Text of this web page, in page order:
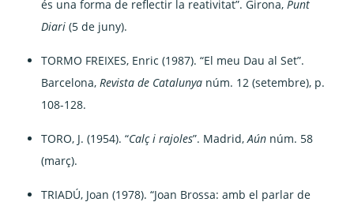
és una forma de reflectir la reativitat”. Girona,Punt
Diari(5 de juny).
TORMO FREIXES, Enric (1987). “El meu Dau al Set”.
Barcelona, Revista de Catalunya núm. 12 (setembre), p.
108-128.
TORO, J. (1954). “Calç i rajoles”. Madrid,Aún núm. 58
(març).
TRIADÚ, Joan (1978). “Joan Brossa: amb el parlar de